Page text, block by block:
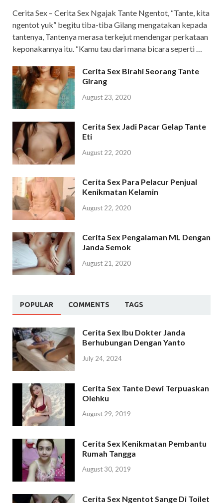
Cerita Sex – Cerita Sex Ngajak Tante Ngentot, “Tante, kita
ngentot yuk” begitu tiba-tiba Gilang mengatakan kepada
tantenya, Tantenya merasa terkejut mendengar perkataan
keponakannya itu. “Kamu tau dari mana bicara seperti …
Cerita Sex Birahi Seorang Tante
Girang
August 23, 2020
Cerita Sex Jadi Pacar Gelap Tante
Eti
August 22, 2020
Cerita Sex Para Pelacur Penjual
Kenikmatan Kelamin
August 22, 2020
Cerita Sex Pengalaman ML Dengan
Janda Semok
August 21, 2020
POPULAR COMMENTS TAGS
Cerita Sex Ibu Dokter Janda
Berhubungan Dengan Yanto
July 24, 2024
Cerita Sex Tante Dewi Terpuaskan
Olehku
August 29, 2019
Cerita Sex Kenikmatan Pembantu
Rumah Tangga
August 30, 2019
Cerita Sex Ngentot Sange Di Toilet